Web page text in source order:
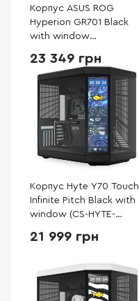
Корпус ASUS ROG
Hyperion GR701 Black
with window
23 349 грн
Корпус Hyte Y70 Touch
Infinite Pitch Black with
window (CS-HYTE-
21 999 грн